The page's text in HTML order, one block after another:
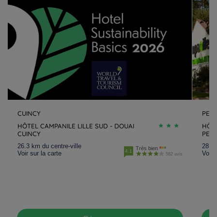
CUINCY
HÔTEL CAMPANILE LILLE SUD - DOUAI
CUINCY
26.3 km du centre-ville
Voir sur la carte
4.1 Très bien
582 avis
28.2
Voir